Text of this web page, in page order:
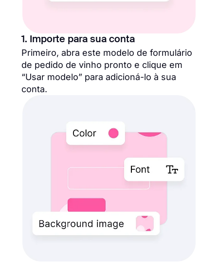
1. Importe para sua conta
Primeiro, abra este modelo de formulário
de pedido de vinho pronto e clique em
“Usar modelo” para adicioná-lo à sua
conta.